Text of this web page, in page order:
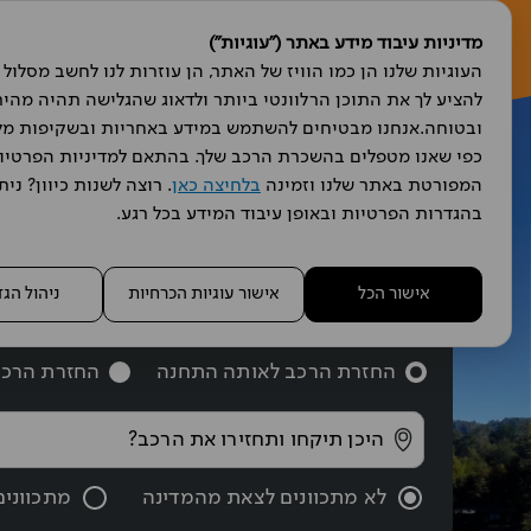
מדיניות עיבוד מידע באתר ("עוגיות")
המפורטת באתר שלנו וזמינה בלחיצה כאן
בהגדרות הפרטיות ובאופן עיבוד המידע בכל רגע.
אישור הכל אישור עוגיות הכרחיות ניהול
החזרת הרכב לאותה התחנה החזרת
לא מתכוונים לצאת מהמדינה